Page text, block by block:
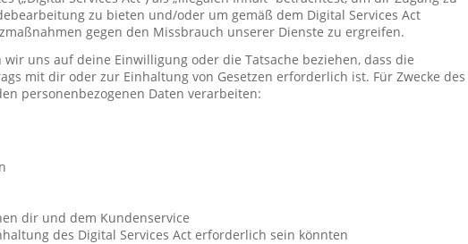
zu bieten und/oder um gemäß dem Digital Services Act
gegen den Missbrauch unserer Dienste zu ergreifen.
uns auf deine Einwilligung oder die Tatsache beziehen, dass die
mit dir oder zur Einhaltung von Gesetzen erforderlich ist. Für Zwecke des
personenbezogenen Daten verarbeiten:
dir und dem Kundenservice
des Digital Services Act erforderlich sein könnten